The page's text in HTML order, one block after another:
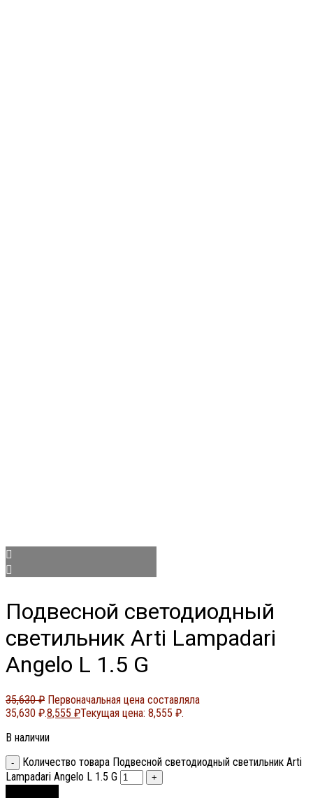
Подвесной светодиодный
светильник Arti Lampadari
Angelo L 1.5 G
35,630₽ Первоначальная цена составляла
35,630 ₽.8,555 ₽Текущая цена: 8,555 ₽.
В наличии
Количество товара Подвесной светодиодный светильник Arti
Lampadari Angelo L 1.5 G